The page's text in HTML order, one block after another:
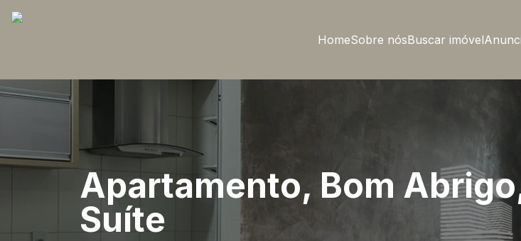
HomeSobre nósBuscar imóvel
Apartamento, Bom
Suíte